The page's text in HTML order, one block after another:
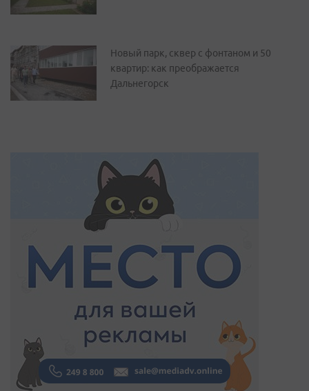
Новый парк, сквер с фонтаном и 50
квартир: как преображается
Дальнегорск